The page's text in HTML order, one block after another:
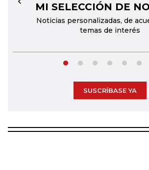
MI SELECCIÓN DE
Noticias personalizadas, de
temas de interés
←
SUSCRÍBASE YA